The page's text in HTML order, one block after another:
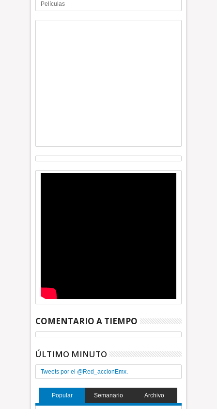
Películas
COMENTARIO A TIEMPO
ÚLTIMO MINUTO
Tweets por el @Red_accionEmx.
Popular Semanario Archivo